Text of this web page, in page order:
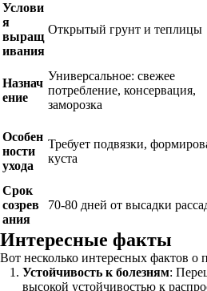
Услови
я
выращ
ивания
Открытый грунт и теплицы
Назнач
ение
Универсальное: свежее
потребление, консервация,
заморозка
Особен
ности
ухода
Требует подвязки,
куста
Срок
созрев
ания
70-80 дней от высадки
Интересные факты
Вот несколько интересных фактов о
Устойчивость к болезням:
высокой устойчивостью к